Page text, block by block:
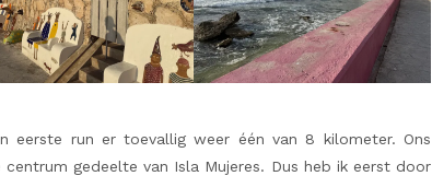
eerste run er toevallig weer één van 8 kilometer. Ons
gedeelte van Isla Mujeres. Dus heb ik eerst door